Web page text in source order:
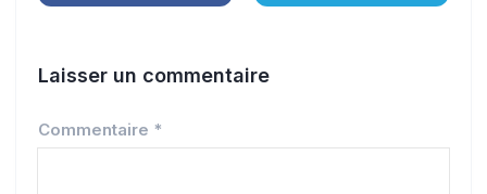
Laisser un commentaire
Commentaire *